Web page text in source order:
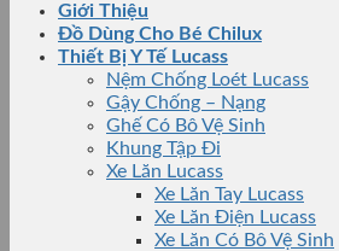
Giới Thiệu
Đồ Dùng Cho Bé Chilux
Thiết Bị Y Tế Lucass
Nệm Chống Loét Lucass
Gậy Chống – Nạng
Ghế Có Bô Vệ Sinh
Khung Tập Đi
Xe Lăn Lucass
Xe Lăn Tay Lucass
Xe Lăn Điện Lucass
Xe Lăn Có Bô Vệ Sinh